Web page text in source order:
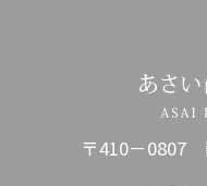
〒410－0807